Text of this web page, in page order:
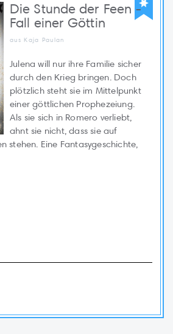
Die Stunde der Feen -
Fall einer Göttin
aus Kaja Paulan
Julena will nur ihre Familie sicher
durch den Krieg bringen. Doch
plötzlich steht sie im Mittelpunkt
einer göttlichen Prophezeiung.
Als sie sich in Romero verliebt,
ahnt sie nicht, dass sie auf
stehen. Eine Fantasygeschichte,